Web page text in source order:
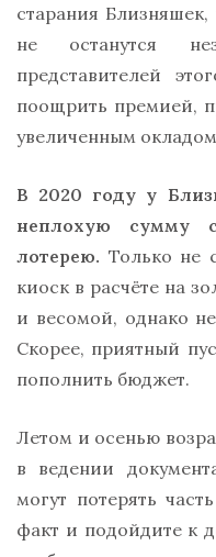
старания
не останутся
представителей
поощрить премией,
увеличенным
В 2020 году у
неплохую сумму
лотерею. Только не
киоск в расчёте на
и весомой, однако
Скорее, приятный
пополнить бюджет.
Летом и осенью
в ведении
могут потерять
факт и подойдите к